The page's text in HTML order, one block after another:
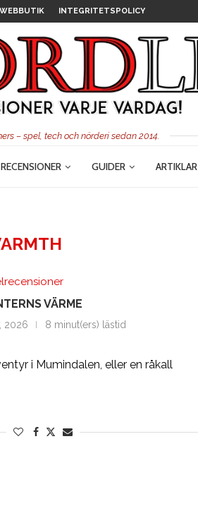
WEBBUTIK INTEGRITETSPOLICY
– spel, tech och nörderi sedan 2014.
GUIDER ARTIKLAR
VÄRME
2026 8 minut(ers) lästid
i Mumindalen, eller en råkall